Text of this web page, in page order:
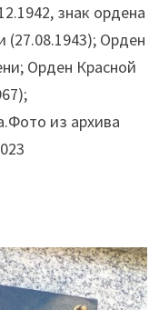
знак ордена
(27.08.1943); Орден
Орден Красной
из архива